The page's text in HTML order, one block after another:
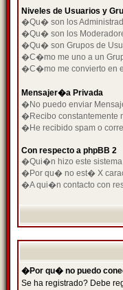
Niveles de Usuarios y
�Qu� son los
�Qu� son los
�Qu� son Grupos de
�C�mo me uno a un
�C�mo me convierto en
Mensajer�a Privada
�No puedo enviar
�Recibo constantemente
�He recibido spam o
Con respecto a phpBB 2
�Qui�n hizo este sistema
�Por qu� no est� X
�A qui�n contacto con
�Por qu� no puedo
Se ha registrado? Debe